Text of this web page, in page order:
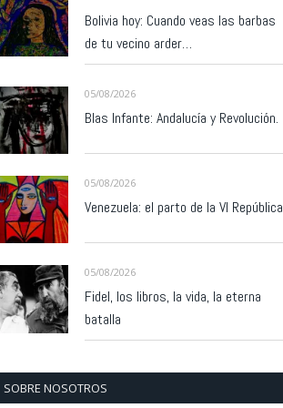
Bolivia hoy: Cuando veas las barbas
de tu vecino arder…
05/08/2026
Blas Infante: Andalucía y Revolución.
05/08/2026
Venezuela: el parto de la VI República
05/08/2026
Fidel, los libros, la vida, la eterna
batalla
SOBRE NOSOTROS